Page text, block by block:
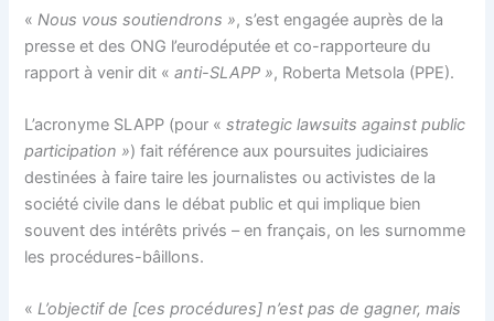
«Nous vous soutiendrons », s’est engagée auprès de la
presse et des ONG l’eurodéputée et co-rapporteure du
rapport à venir dit «anti-SLAPP », Roberta Metsola (PPE).
L’acronyme SLAPP (pour «strategic lawsuits against public
participation ») fait référence aux poursuites judiciaires
destinées à faire taire les journalistes ou activistes de la
société civile dans le débat public et qui implique bien
souvent des intérêts privés – en français, on les surnomme
les procédures-bâillons.
«L’objectif de [ces procédures] n’est pas de gagner, mais